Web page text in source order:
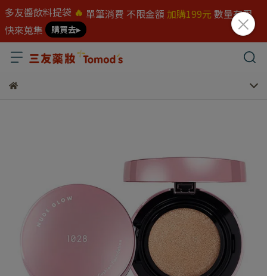
多友醬飲料提袋 🔥 單筆消費 不限金額 加購199元 數量有限
快來蒐集
購買去▸